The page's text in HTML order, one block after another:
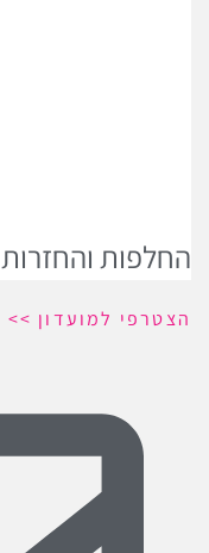
החלפות והחזרות
הצטרפי למועדון >>